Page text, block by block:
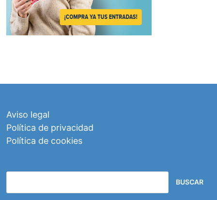
Aviso legal
Política de privacidad
Política de cookies
BUSCAR